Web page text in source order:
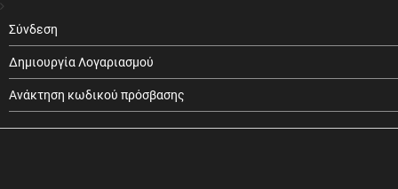
Σύνδεση
Δημιουργία Λογαριασμού
Ανάκτηση κωδικού πρόσβασης